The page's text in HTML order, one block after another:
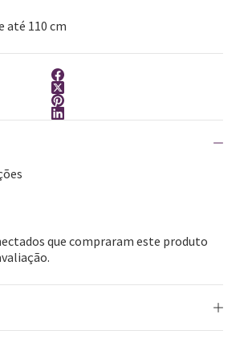
até 110 cm
que compraram este produto